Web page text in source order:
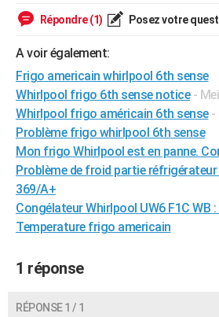
Art de vivre
Bien-être
Loisirs
Mode
Modes de vie
SANTE
Alimentation
Guide de la santé
Maladies
Médicaments
Sommeil
Destinations
City break
Voyage nature
Voyage de noces
Forum
Climat
+PHOTO
GUIDES D'ACHAT
BONS PLANS
CARTE DE VOEUX
Carte de Noël
Carte Bonne année
Carte Saint-Valentin
Carte Pâques
Carte d'anniversaire
DICTIONNAIRE
S'inscrire
Se connecter
Lycées
Collèges
Primaires
Universités
Entreprises
Service militaire
Avis de recherche
Répondre (1) Posez votre
A voir également:
Frigo americain whirlpool 6th sense
Whirlpool frigo 6th sense notice -
Whirlpool frigo américain 6th sense -
Problème frigo whirlpool 6th sense
Mon frigo Whirlpool est en panne.
Problème de froid partie
369/A+
Congélateur Whirlpool UW6 F1C WB
Temperature frigo americain
1 réponse
RÉPONSE 1 / 1